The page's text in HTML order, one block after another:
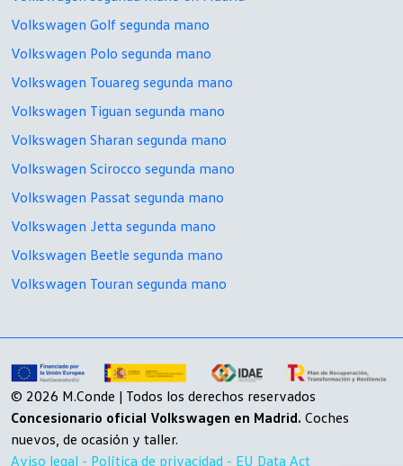
Volkswagen Golf segunda mano
Volkswagen Polo segunda mano
Volkswagen Touareg segunda mano
Volkswagen Tiguan segunda mano
Volkswagen Sharan segunda mano
Volkswagen Scirocco segunda mano
Volkswagen Passat segunda mano
Volkswagen Jetta segunda mano
Volkswagen Beetle segunda mano
Volkswagen Touran segunda mano
© 2026 M.Conde | Todos los derechos reservados
Concesionario oficial Volkswagen en Madrid. Coches
nuevos, de ocasión y taller.
Aviso legal - Política de privacidad - EU Data Act